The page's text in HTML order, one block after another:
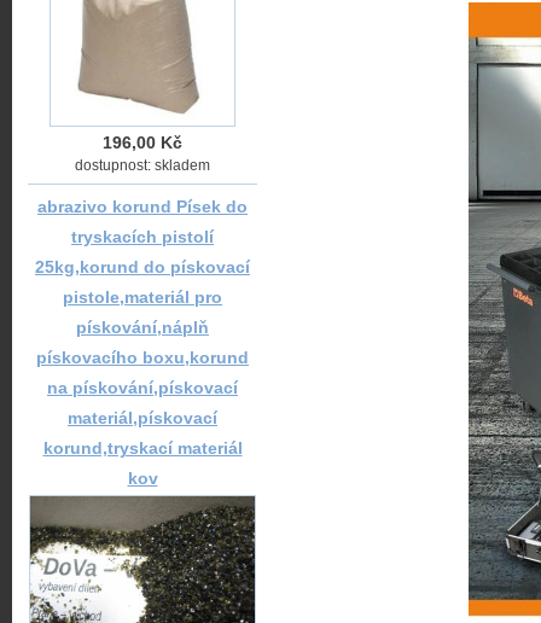
196,00 Kč
dostupnost: skladem
abrazivo korund Písek do
tryskacích pistolí
25kg,korund do pískovací
pistole,materiál pro
pískování,náplň
pískovacího boxu,korund
na pískování,pískovací
materiál,pískovací
korund,tryskací materiál
kov